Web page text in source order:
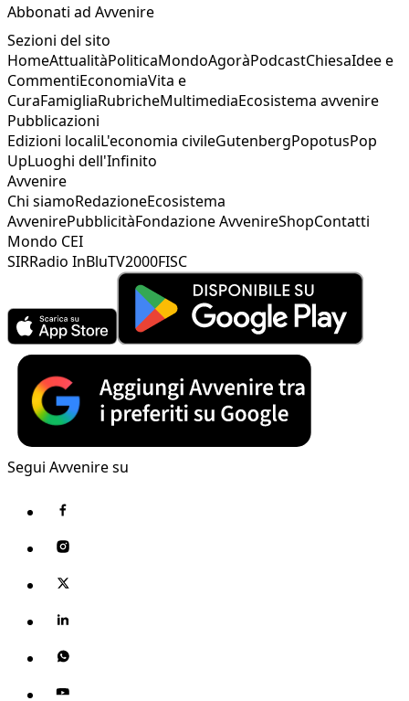
Abbonati ad Avvenire
Sezioni del sito
HomeAttualitàPoliticaMondoAgoràPodcastChiesaIdee e
CommentiEconomiaVita e
CuraFamigliaRubricheMultimediaEcosistema avvenire
Pubblicazioni
Edizioni localiL'economia civileGutenbergPopotusPop
UpLuoghi dell'Infinito
Avvenire
Chi siamoRedazioneEcosistema
AvvenirePubblicitàFondazione AvvenireShopContatti
Mondo CEI
SIRRadio InBluTV2000FISC
Segui Avvenire su